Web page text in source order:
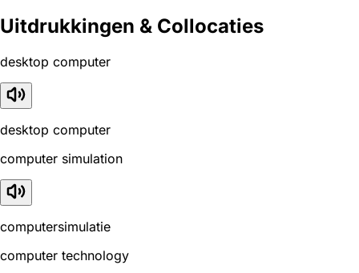
Uitdrukkingen & Collocaties
desktop computer
desktop computer
computer simulation
computersimulatie
computer technology